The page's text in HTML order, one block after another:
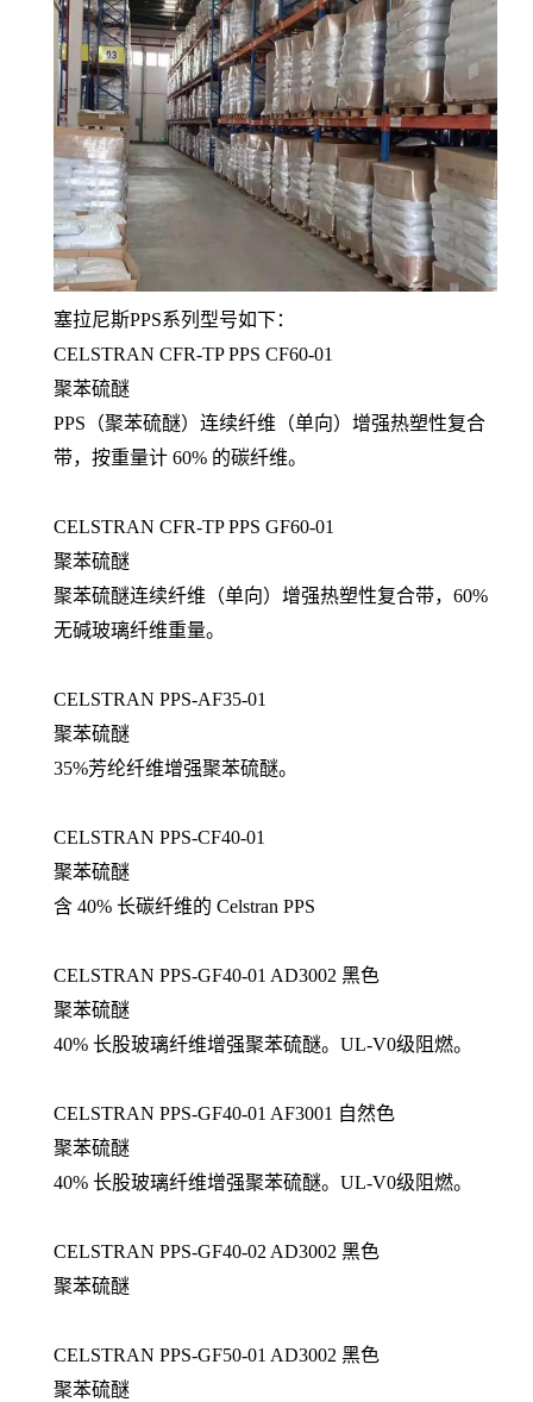
塞拉尼斯PPS系列型号如下：
CELSTRAN CFR-TP PPS CF60-01
聚苯硫醚
PPS（聚苯硫醚）连续纤维（单向）增强热塑性复合
带，按重量计 60% 的碳纤维。
CELSTRAN CFR-TP PPS GF60-01
聚苯硫醚
聚苯硫醚连续纤维（单向）增强热塑性复合带，60%
无碱玻璃纤维重量。
CELSTRAN PPS-AF35-01
聚苯硫醚
35%芳纶纤维增强聚苯硫醚。
CELSTRAN PPS-CF40-01
聚苯硫醚
含 40% 长碳纤维的 Celstran PPS
CELSTRAN PPS-GF40-01 AD3002 黑色
聚苯硫醚
40% 长股玻璃纤维增强聚苯硫醚。UL-V0级阻燃。
CELSTRAN PPS-GF40-01 AF3001 自然色
聚苯硫醚
40% 长股玻璃纤维增强聚苯硫醚。UL-V0级阻燃。
CELSTRAN PPS-GF40-02 AD3002 黑色
聚苯硫醚
CELSTRAN PPS-GF50-01 AD3002 黑色
聚苯硫醚